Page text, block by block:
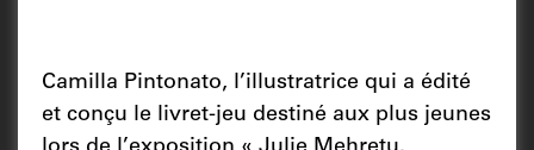
Camilla Pintonato, l’illustratrice qui a édité
et conçu le livret-jeu destiné aux plus jeunes